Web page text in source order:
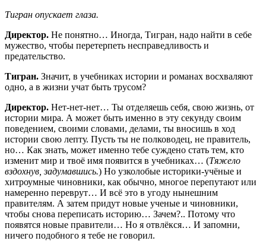
Тигран опускает глаза.
Директор. Не понятно… Иногда, Тигран, надо найти в себе
мужество, чтобы перетерпеть несправедливость и
предательство.
Тигран. Значит, в учебниках истории и романах восхваляют
одно, а в жизни учат быть трусом?
Директор. Нет-нет-нет… Ты отделяешь себя, свою жизнь, от
истории мира. А может быть именно в эту секунду своим
поведением, своими словами, делами, ты вносишь в ход
истории свою лепту. Пусть ты не полководец, не правитель,
но… Как знать, может именно тебе суждено стать тем, кто
изменит мир и твоё имя появится в учебниках… (Тяжело
вздохнув, задумавшись.) Но узколобые историки-учёные и
хитроумные чиновники, как обычно, многое перепутают или
намеренно переврут… И всё это в угоду нынешним
правителям. А затем придут новые ученые и чиновники,
чтобы снова переписать историю… Зачем?.. Потому что
появятся новые правители… Но я отвлёкся… И запомни,
ничего подобного я тебе не говорил.